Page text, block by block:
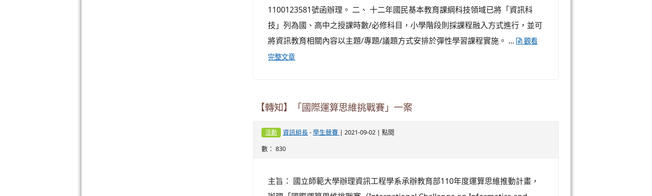
1100123581號函辦理。 二、 十二年國民基本教育課綱科技領域已將「資訊科
技」列為國、高中之授課時數/必修科目，小學階段則採課程融入方式進行，並可
將資訊教育相關內容以主題/專題/議題方式安排於彈性學習課程實施。 ...
觀看
完整文章
【轉知】「國際運算思維挑戰賽」一案
活動 資訊組長- 學生競賽 | 2021-09-02 | 點閱
數： 830
主旨： 國立師範大學辦理資訊工程學系承辦教育部110年度運算思維推動計畫，